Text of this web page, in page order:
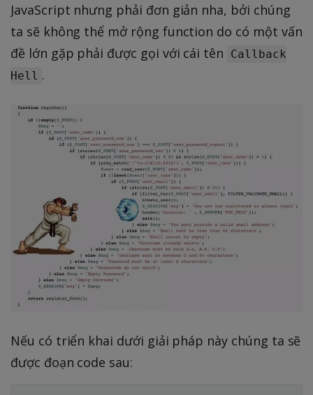
JavaScript nhưng phải đơn giản nha, bởi chúng
ta sẽ không thể mở rộng function do có một vấn
đề lớn gặp phải được gọi với cái tên
Callback
Hell .
Nếu có triển khai dưới giải pháp này chúng ta sẽ
được đoạn code sau: